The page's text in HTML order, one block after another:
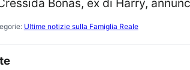
Ultime notizie sulla Famiglia Reale
te